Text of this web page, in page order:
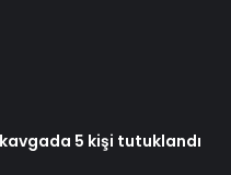
5 kişi tutuklandı